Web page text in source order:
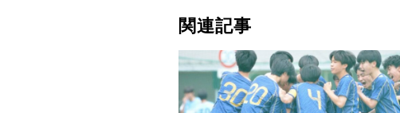
関連記事